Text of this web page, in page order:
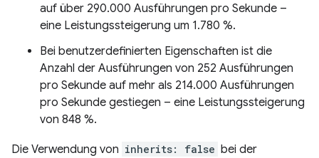
auf über 290.000 Ausführungen pro Sekunde –
eine Leistungssteigerung um 1.780 %.
Bei benutzerdefinierten Eigenschaften ist die
Anzahl der Ausführungen von 252 Ausführungen
pro Sekunde auf mehr als 214.000 Ausführungen
pro Sekunde gestiegen – eine Leistungssteigerung
von 848 %.
Die Verwendung von inherits: false bei der